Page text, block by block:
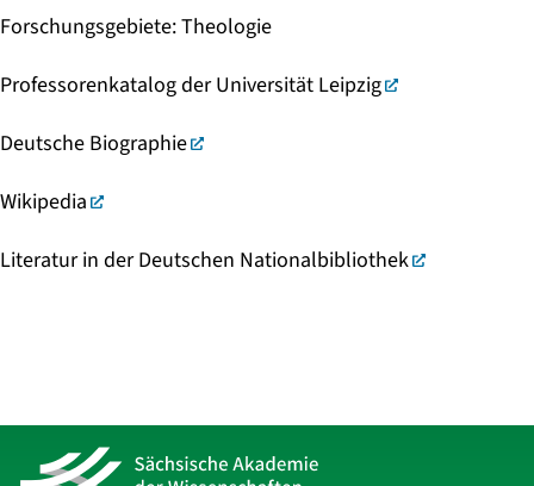
Forschungsgebiete:Theologie
Professorenkatalog der Universität Leipzig
Deutsche Biographie
Wikipedia
Literatur in der Deutschen Nationalbibliothek